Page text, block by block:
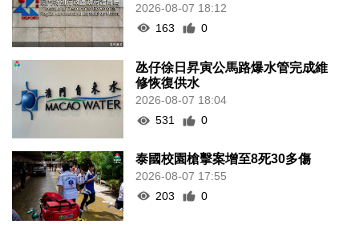
2026-08-07 18:12
163
0
氹仔徐日昇寅公馬路爆水管完成維
修恢復供水
2026-08-07 18:04
531
0
泰國校園槍擊案增至8死30多傷
2026-08-07 17:55
203
0